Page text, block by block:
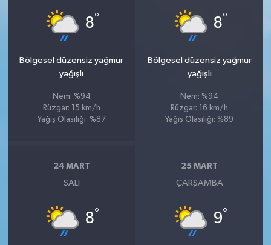
8°
Bölgesel düzensiz yağmur
yağışlı
Nem: %94
Rüzgar: 15 km/h
Yağış Olasılığı: %87
8°
Bölgesel düzensiz yağmur
yağışlı
Nem: %94
Rüzgar: 16 km/h
Yağış Olasılığı: %89
24 MART
SALI
8°
25 MART
ÇARŞAMBA
9°